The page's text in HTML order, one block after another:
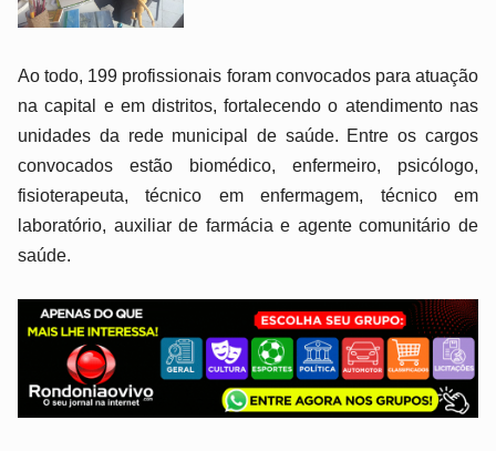
Ao todo, 199 profissionais foram convocados para atuação
na capital e em distritos, fortalecendo o atendimento nas
unidades da rede municipal de saúde. Entre os cargos
convocados estão biomédico, enfermeiro, psicólogo,
fisioterapeuta, técnico em enfermagem, técnico em
laboratório, auxiliar de farmácia e agente comunitário de
saúde.